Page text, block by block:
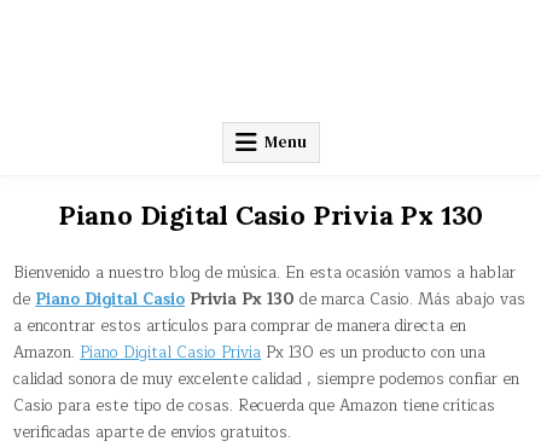
Menu
Piano Digital Casio Privia Px 130
Bienvenido a nuestro blog de música. En esta ocasión vamos a hablar
dePiano Digital CasioPrivia Px 130 de marca Casio. Más abajo vas
a encontrar estos artículos para comprar de manera directa en
Amazon.Piano Digital Casio PriviaPx 130 es un producto con una
calidad sonora de muy excelente calidad , siempre podemos confiar en
Casio para este tipo de cosas. Recuerda que Amazon tiene críticas
verificadas aparte de envíos gratuitos.